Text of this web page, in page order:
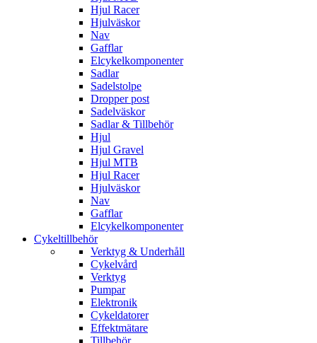
Hjul Racer
Hjulväskor
Nav
Gafflar
Elcykelkomponenter
Sadlar
Sadelstolpe
Dropper post
Sadelväskor
Sadlar & Tillbehör
Hjul
Hjul Gravel
Hjul MTB
Hjul Racer
Hjulväskor
Nav
Gafflar
Elcykelkomponenter
Cykeltillbehör
Verktyg & Underhåll
Cykelvård
Verktyg
Pumpar
Elektronik
Cykeldatorer
Effektmätare
Tillbehör